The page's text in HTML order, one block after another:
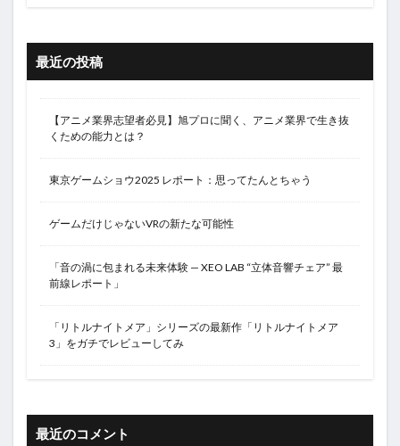
最近の投稿
【アニメ業界志望者必見】旭プロに聞く、アニメ業界で生き抜
くための能力とは？
東京ゲームショウ2025 レポート：思ってたんとちゃう
ゲームだけじゃないVRの新たな可能性
「音の渦に包まれる未来体験 — XEO LAB “立体音響チェア” 最
前線レポート」
「リトルナイトメア」シリーズの最新作「リトルナイトメア
3」をガチでレビューしてみ
最近のコメント